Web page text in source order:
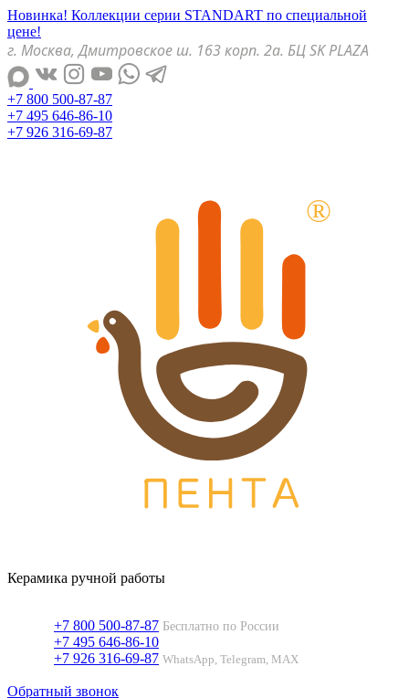
Новинка! Коллекции серии STANDART по специальной
цене!
г. Москва, Дмитровское ш. 163 корп. 2а. БЦ SK PLAZA
+7 800 500-87-87
+7 495 646-86-10
+7 926 316-69-87
Керамика ручной работы
+7 800 500-87-87 Бесплатно по России
+7 495 646-86-10
+7 926 316-69-87 WhatsApp, Telegram, MAX
Обратный звонок